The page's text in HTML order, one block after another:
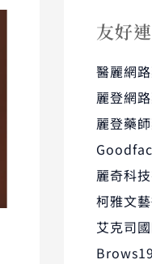
友好
醫麗網
麗登網
麗登藥
麗奇科
柯雅文
艾克司